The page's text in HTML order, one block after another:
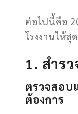
ต่อไปนี้คือ
โรงงานให้สุ
1. สำร
ตรวจสอบ
ต้องการ